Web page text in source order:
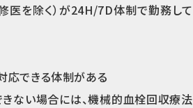
医を除く）が24H/7D体制で勤務して
応できる体制がある
ない場合には、機械的血栓回収療法